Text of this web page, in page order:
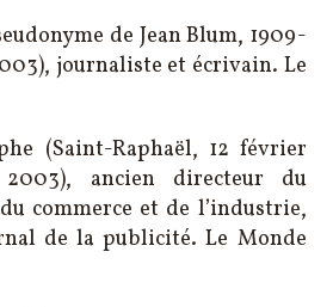
de Jean Blum, 1909-
journaliste et écrivain. Le
(Saint-Raphaël, 12 février
ancien directeur du
commerce et de l’industrie,
de la publicité. Le Monde